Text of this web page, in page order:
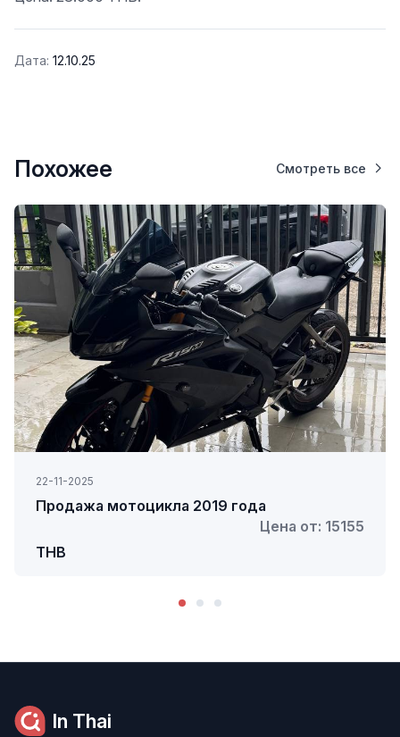
Дата: 12.10.25
Похожее Смотреть все
22-11-2025
Продажа мотоцикла 2019 года
Цена от: 15155
THB
In Thai